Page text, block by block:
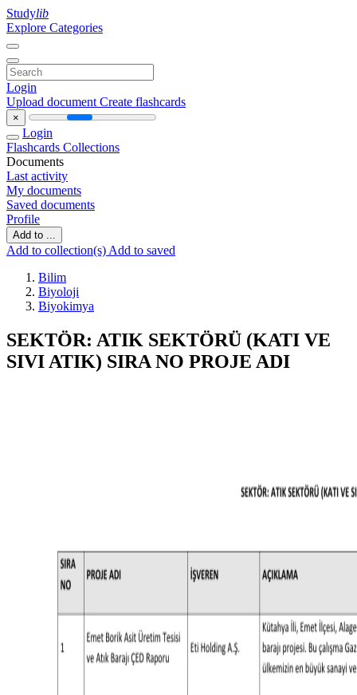
Studylib
Explore Categories
Login
Upload document Create flashcards
×
Login
Flashcards Collections
Documents
Last activity
My documents
Saved documents
Profile
Add to ...
Add to collection(s) Add to saved
Bilim
Biyoloji
Biyokimya
SEKTÖR: ATIK SEKTÖRÜ (KATI VE
SIVI ATIK) SIRA NO PROJE ADI